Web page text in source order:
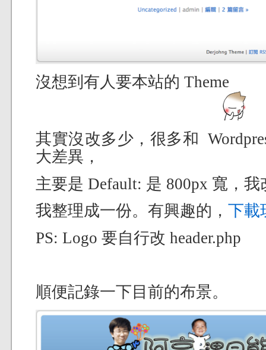
沒想到有人要本站的 Theme
其實沒改多少，很多和
大差異，
主要是 Default: 是 800px 寬，我
我整理成一份。有興趣的， 下載
PS: Logo 要自行改 header.php
順便記錄一下目前的布景。